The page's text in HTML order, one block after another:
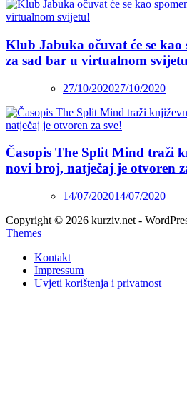
Klub Jabuka očuvat će se
za sad bar u virtualnom
27/10/202027/10/2020
Časopis The Split Mind traži
novi broj, natječaj je otvoren
14/07/202014/07/2020
Copyright © 2026 kurziv.net -
Themes
Kontakt
Impressum
Uvjeti korištenja i privatnost